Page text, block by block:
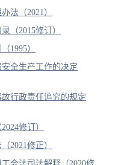
法（2021）
（2015修订）
1995）
全生产工作的决定
行政责任追究的规定
修订）
2021修正）